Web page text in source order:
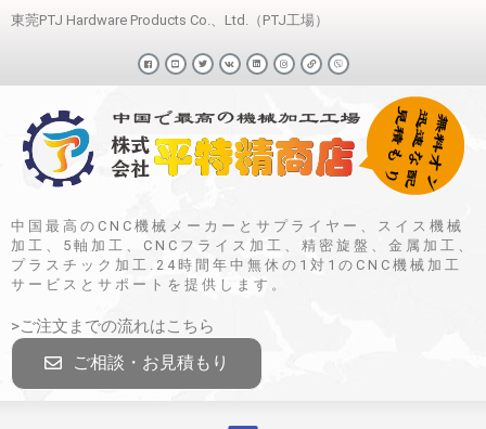
東莞PTJ Hardware Products Co.、Ltd.（PTJ工場）
中国最高のCNC機械メーカーとサプライヤー、スイス機械
加工、5軸加工、CNCフライス加工、精密旋盤、金属加工、
プラスチック加工.24時間年中無休の1対1のCNC機械加工
サービスとサポートを提供します。
>ご注文までの流れはこちら
ご相談・お見積もり